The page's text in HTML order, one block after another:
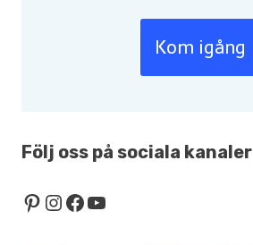
Kom igång
Följ oss på sociala kanaler
Pinterest
Instagram
Facebook
YouTube